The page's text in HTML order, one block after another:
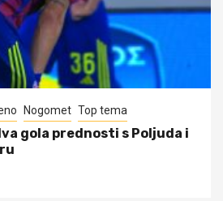
Nogomet Top tema
gola prednosti s Poljuda i